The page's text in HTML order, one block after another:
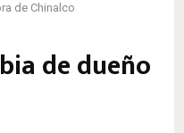
de Chinalco
de dueño